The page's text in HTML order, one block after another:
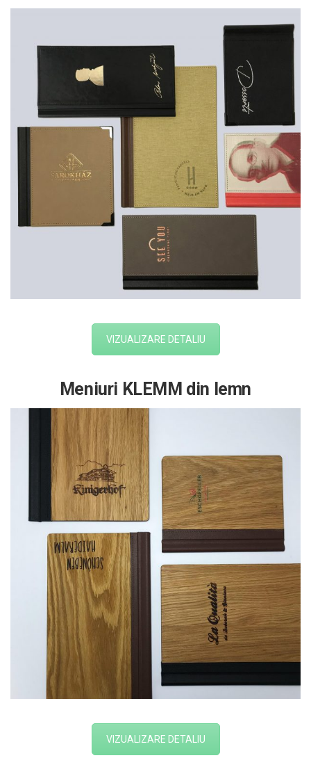
VIZUALIZARE DETALIU
Meniuri KLEMM din lemn
VIZUALIZARE DETALIU